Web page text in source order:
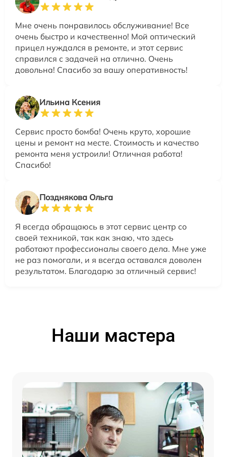
Мне очень понравилось обслуживание! Все
очень быстро и качественно! Мой оптический
прицел нуждался в ремонте, и этот сервис
справился с задачей на отлично. Очень
довольна! Спасибо за вашу оперативность!
Ильина Ксения
Сервис просто бомба! Очень круто, хорошие
цены и ремонт на месте. Стоимость и качество
ремонта меня устроили! Отличная работа!
Спасибо!
Позднякова Ольга
Я всегда обращаюсь в этот сервис центр со
своей техникой, так как знаю, что здесь
работают профессионалы своего дела. Мне уже
не раз помогали, и я всегда оставался доволен
результатом. Благодарю за отличный сервис!
Наши мастера